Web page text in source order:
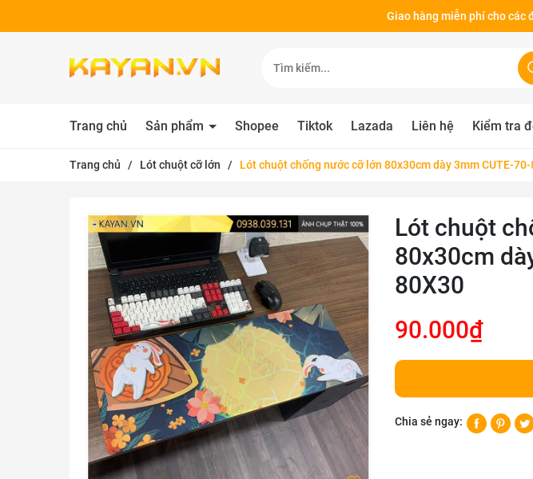
Giao hàng miễn phí cho các
Trang chủ Sản phẩm Shopee Tiktok Lazada Liên hệ Kiểm tra
Trang chủ / Lót chuột cỡ lớn / Lót chuột chống nước cỡ lớn 80x30cm dày 3mm CUTE-
Lót chuột
80x30cm
80X30
90.000₫
Chia sẻ ngay: